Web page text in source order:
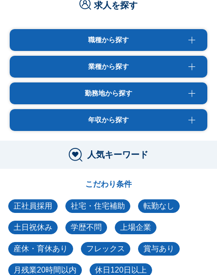
求人を探す
職種から探す
業種から探す
勤務地から探す
年収から探す
人気キーワード
こだわり条件
正社員採用 社宅・住宅補助 転勤なし
土日祝休み 学歴不問 上場企業
産休・育休あり フレックス 賞与あり
月残業20時間以内 休日120日以上